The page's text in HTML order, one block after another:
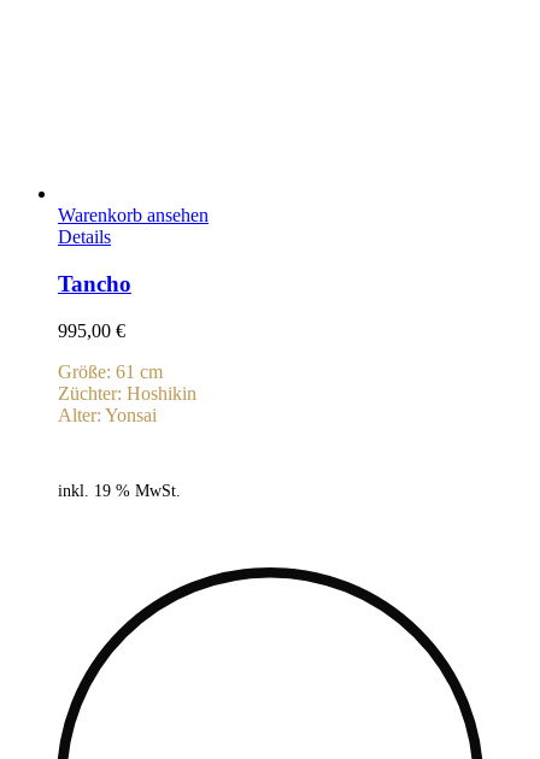
Warenkorb ansehen
Details
Tancho
995,00 €
Größe: 61 cm
Züchter: Hoshikin
Alter: Yonsai
inkl. 19 % MwSt.